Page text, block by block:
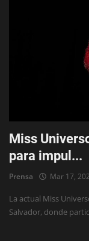
Miss
para impul...
Prensa Mar 17,
La actual Miss
Salvador, donde